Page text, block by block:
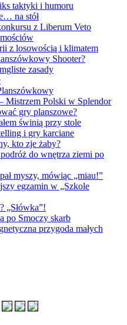
taktyki i humoru
na stół
z Liberum Veto
z losowością i klimatem
Shooter?
zasady
Mistrzem Polski w Splendor
gry planszowe?
świnią przy stole
i gry karciane
kto zje żaby?
do wnętrza ziemi po
myszy, mówiąc „miau!”
egzamin w „Szkole
„Słówka”!
po Smoczy skarb
przygoda małych